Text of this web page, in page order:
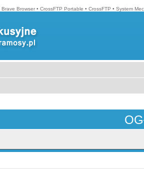
Brave Browser • CrossFTP Portable • CrossFTP • System